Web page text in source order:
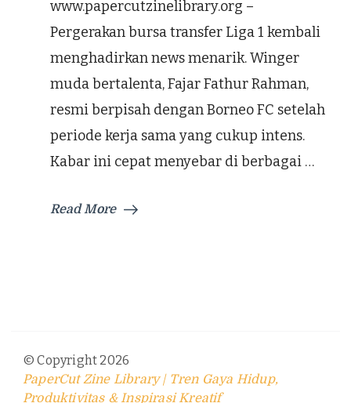
www.papercutzinelibrary.org –
Pergerakan bursa transfer Liga 1 kembali
menghadirkan news menarik. Winger
muda bertalenta, Fajar Fathur Rahman,
resmi berpisah dengan Borneo FC setelah
periode kerja sama yang cukup intens.
Kabar ini cepat menyebar di berbagai …
Read More
© Copyright 2026
PaperCut Zine Library | Tren Gaya Hidup,
Produktivitas & Inspirasi Kreatif